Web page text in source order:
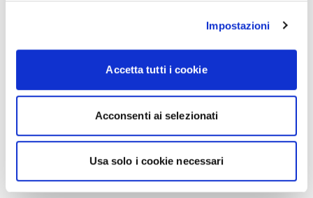
Impostazioni
Accetta tutti i cookie
Acconsenti ai selezionati
Usa solo i cookie necessari